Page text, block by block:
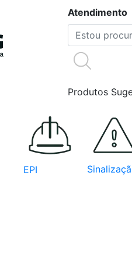
Atendimento
Produtos
EPI